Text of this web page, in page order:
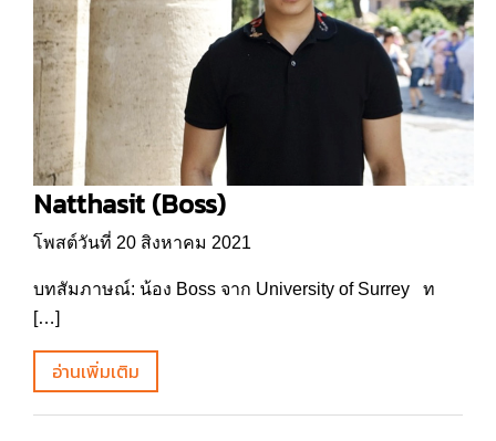
Natthasit (Boss)
โพสต์วันที่ 20 สิงหาคม 2021
บทสัมภาษณ์: น้อง Boss จาก University of Surrey ท
[…]
อ่านเพิ่มเติม